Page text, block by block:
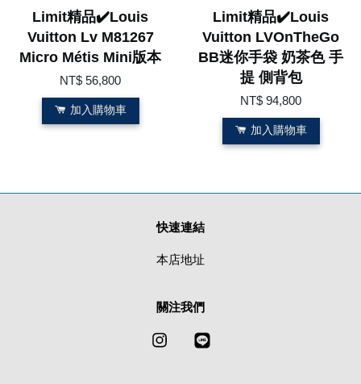
Limit精品✔️Louis
Vuitton Lv M81267
Micro Métis Mini版本
NT$ 56,800
加入購物車
Limit精品✔️Louis
Vuitton LVOnTheGo
BB迷你手袋 奶茶色 手
提 側背包
NT$ 94,800
加入購物車
快速連結
本店地址
關注我們
Instagram